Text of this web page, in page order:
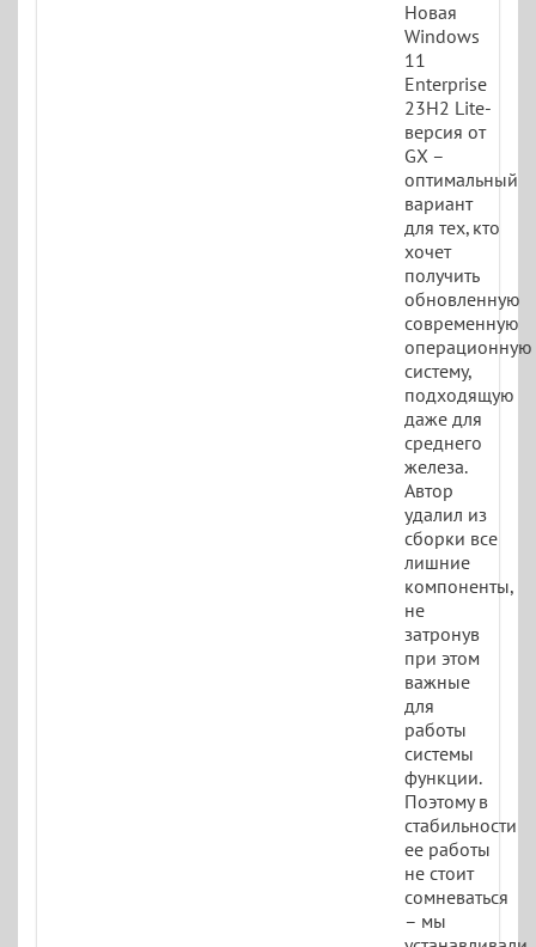
Новая
Windows
11
Enterprise
23H2 Lite-
версия от
GX –
оптимальный
вариант
для тех, кто
хочет
получить
обновленную
современную
операционную
систему,
подходящую
даже для
среднего
железа.
Автор
удалил из
сборки все
лишние
компоненты,
не
затронув
при этом
важные
для
работы
системы
функции.
Поэтому в
стабильности
ее работы
не стоит
сомневаться
– мы